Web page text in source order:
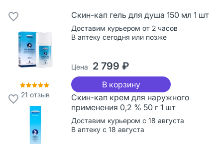
21 отзыв
Скин-кап гель для душа 150 мл 1 шт
Доставим курьером от 2 часов
В аптеку сегодня или позже
Цена 2 799 ₽
В корзину
Скин-кап крем для наружного
применения 0,2 % 50 г 1 шт
Доставим курьером с 18 августа
В аптеку с 18 августа